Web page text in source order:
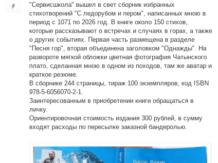
"Сервисшкола" вышел в свет сборник избранных
стихотворений "С ледорубом и пером", написанных мною в
период с 1071 по 2026 год. В книге около 150 стихов,
которые рассказывают о встречах и случаях в горах, а также
о других событиях. Первая часть размещена в разделе
"Песня гор", вторая объединена заголовком "Однажды". На
развороте мягкой обложки цветная фотография Чатынского
плато, сделанная мною в одном из походов, там же аватар и
краткое резюме.
В сборнике 244 страницы, тираж 100 экземпляров, код ISBN
978-5-6056070-2-1.
Заинтересованным в приобретении книги обращаться в
личку.
Ориентировочная стоимость издания 300 рублей, в сумму
входят расходы по пересылке заказной бандеролью.